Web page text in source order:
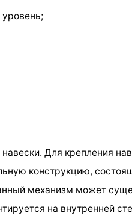
Для крепления
конструкцию,
механизм может
на внутренней